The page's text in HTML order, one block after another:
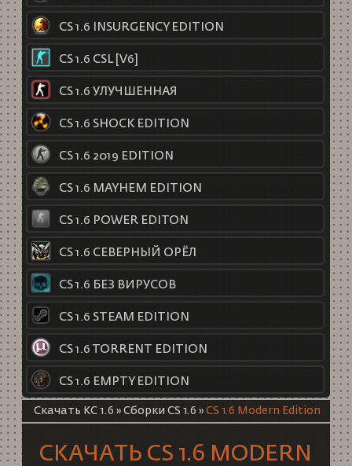
CS 1.6 INSURGENCY EDITION
CS 1.6 CSL [V6]
CS 1.6 УЛУЧШЕННАЯ
CS 1.6 SHOCK EDITION
CS 1.6 2019 EDITION
CS 1.6 MAYHEM EDITION
CS 1.6 POWER EDITON
CS 1.6 СЕВЕРНЫЙ ОРЁЛ
CS 1.6 БЕЗ ВИРУСОВ
CS 1.6 STEAM EDITION
CS 1.6 TORRENT EDITION
CS 1.6 EMPTY EDITION
Скачать КС 1.6 » Сборки CS 1.6 » CS 1.6 Modern Edition
СКАЧАТЬ CS 1.6 MODERN